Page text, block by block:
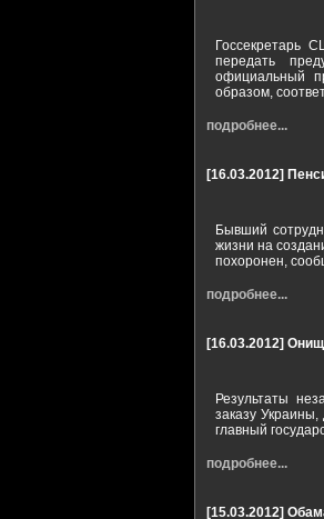
Госсекретарь
передать
официальный
образом,
подробнее...
[16.03.2012]
Бывший
жизни на
похоронен,
подробнее...
[16.03.2012]
Результаты
заказу
главный
подробнее...
[15.03.2012]